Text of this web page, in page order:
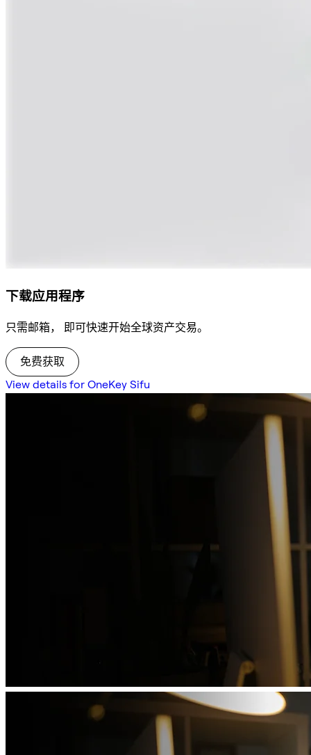
下载应用程序
只需邮箱， 即可快速开始全球资产交易。
免费获取
View details for OneKey Sifu